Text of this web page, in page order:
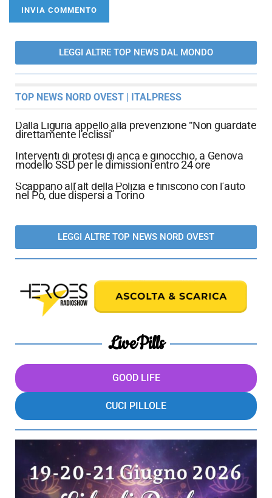
LEGGI ALTRE TOP NEWS DAL MONDO
TOP NEWS NORD OVEST | ITALPRESS
Dalla Liguria appello alla prevenzione “Non guardate
direttamente l’eclissi”
Interventi di protesi di anca e ginocchio, a Genova
modello SSD per le dimissioni entro 24 ore
Scappano all’alt della Polizia e finiscono con l’auto
nel Po, due dispersi a Torino
LEGGI ALTRE TOP NEWS NORD OVEST
LivePills
GOOD LIFE
CUCI PILLOLE